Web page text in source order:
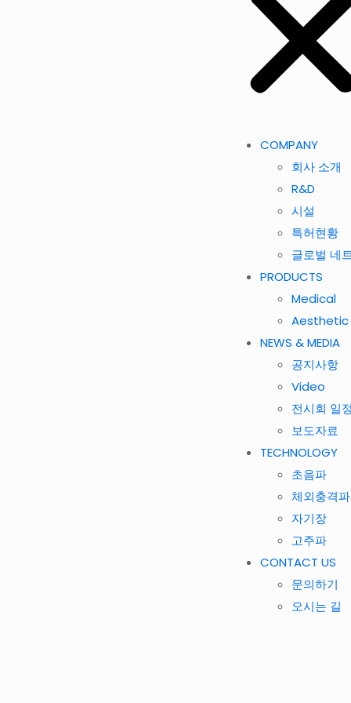
COMPANY
회사 소개
R&D
시설
특허현황
글로벌 네
PRODUCTS
Medical
Aesthetic
NEWS & MEDIA
공지사항
Video
전시회 일
보도자료
TECHNOLOGY
초음파
체외충격파
자기장
고주파
CONTACT US
문의하기
오시는 길